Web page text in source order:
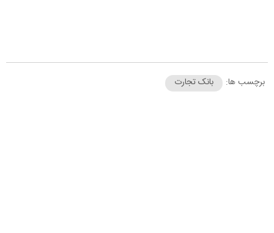
برچسب ها: بانک تجارت